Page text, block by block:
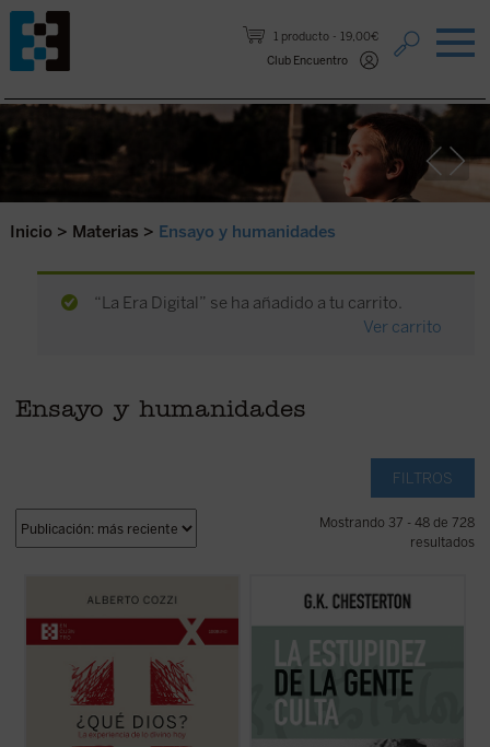
1 producto
19,00€
Club Encuentro
Saltar al contenido.
Inicio > Materias > Ensayo y humanidades
“La Era Digital” se ha añadido a tu carrito.
Ver carrito
Ensayo y humanidades
FILTROS
Mostrando 37 - 48 de 728
resultados
sobre Dios no es meramente un ejercicio
intelectual, sino una apertura, un desafío a
ampliar nuestra comprensión de la
experiencia humana....(ver ficha)
Este es el volumen siete de la colección de
artículos publicados en el semanario
es dispersa sino precisa, rebosante en
ingenio y humor hasta la ...
(ver ficha)